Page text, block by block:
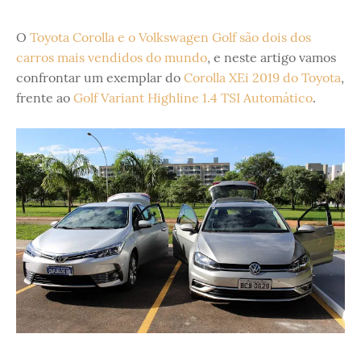
O Toyota Corolla e o Volkswagen Golf são dois dos
carros mais vendidos do mundo, e neste artigo vamos
confrontar um exemplar do Corolla XEi 2019 do Toyota,
frente ao Golf Variant Highline 1.4 TSI Automático.